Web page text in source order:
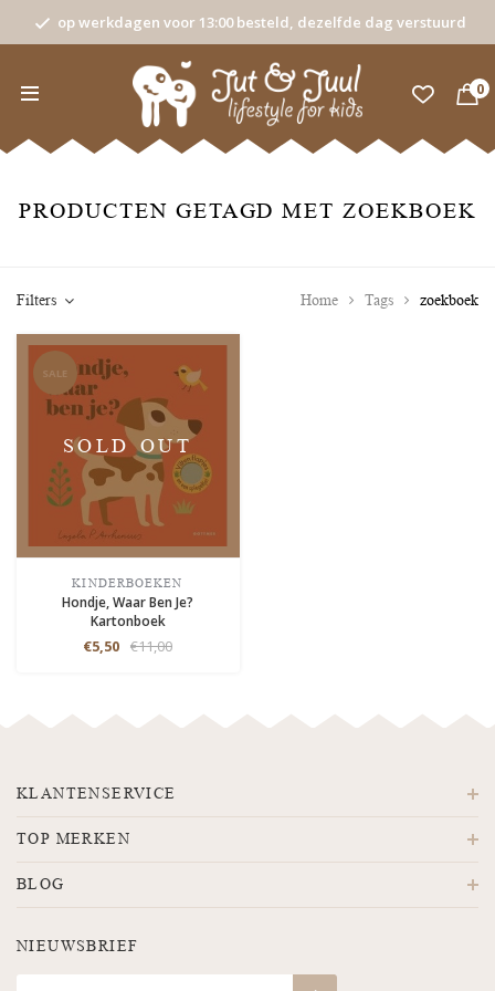
op werkdagen voor 13:00 besteld, dezelfde dag verstuurd
0
PRODUCTEN GETAGD MET ZOEKBOEK
Filters Home Tags zoekboek
SALE
SOLD OUT
KINDERBOEKEN
Hondje, Waar Ben Je?
Kartonboek
€5,50 €11,00
KLANTENSERVICE
TOP MERKEN
BLOG
NIEUWSBRIEF